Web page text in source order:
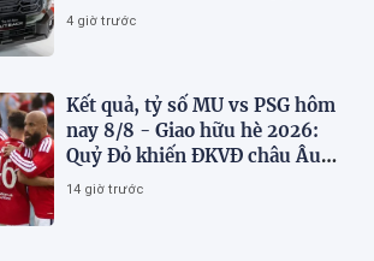
Việt Nam
4 giờ trước
Kết quả, tỷ số MU vs PSG hôm
nay 8/8 - Giao hữu hè 2026:
Quỷ Đỏ khiến ĐKVĐ châu Âu
toát mồ hôi
14 giờ trước